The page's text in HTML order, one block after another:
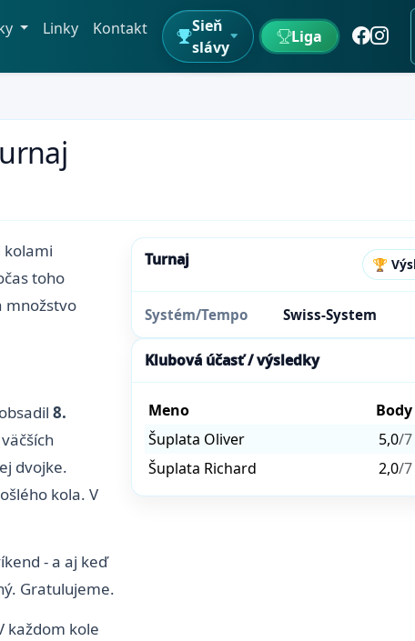
Linky Kontakt
Sieň
slávy
Liga
kolami
toho
množstvo
8.
dvojke.
kola. V
- a aj keď
Gratulujeme.
každom kole
Turnaj 🏆
Systém/Tempo Swiss-System
Klubová účasť / výsledky
Meno Body
Šuplata Oliver
5,0/7
Šuplata Richard
2,0/7